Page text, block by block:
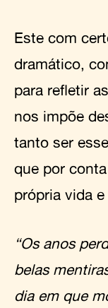
Este com
dramático,
para refletir
nos impõe
tanto ser
que por
própria vida
“Os anos
belas
dia em que